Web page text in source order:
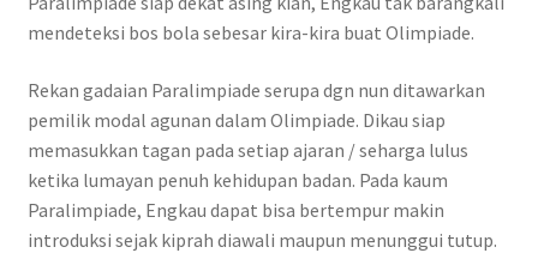
mendeteksi bos bola sebesar kira-kira buat Olimpiade.
Rekan gadaian Paralimpiade serupa dgn nun ditawarkan
pemilik modal agunan dalam Olimpiade. Dikau siap
memasukkan tagan pada setiap ajaran / seharga lulus
ketika lumayan penuh kehidupan badan. Pada kaum
Paralimpiade, Engkau dapat bisa bertempur makin
introduksi sejak kiprah diawali maupun menunggui tutup.